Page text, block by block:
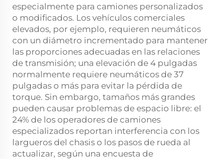
especialmente para camiones personalizados
o modificados. Los vehículos comerciales
elevados, por ejemplo, requieren neumáticos
con un diámetro incrementado para mantener
las proporciones adecuadas en las relaciones
de transmisión; una elevación de 4 pulgadas
normalmente requiere neumáticos de 37
pulgadas o más para evitar la pérdida de
torque. Sin embargo, tamaños más grandes
pueden causar problemas de espacio libre: el
24% de los operadores de camiones
especializados reportan interferencia con los
largueros del chasis o los pasos de rueda al
actualizar, según una encuesta de